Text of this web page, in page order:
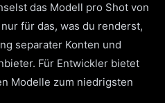
das Modell pro Shot von
für das, was du renderst,
separater Konten und
Für Entwickler bietet
Modelle zum niedrigsten